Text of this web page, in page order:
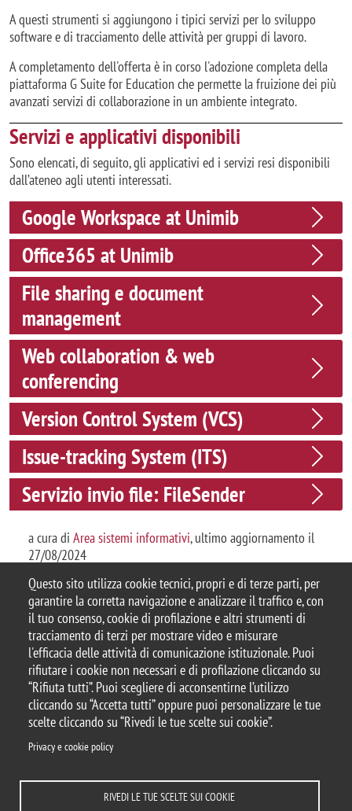
Questo sito utilizza cookie tecnici, propri e di terze parti, per
garantire la corretta navigazione e analizzare il traffico e, con
il tuo consenso, cookie di profilazione e altri strumenti di
tracciamento di terzi per mostrare video e misurare
l'efficacia delle attività di comunicazione istituzionale. Puoi
rifiutare i cookie non necessari e di profilazione cliccando su
“Rifiuta tutti”. Puoi scegliere di acconsentirne l’utilizzo
cliccando su “Accetta tutti” oppure puoi personalizzare le tue
scelte cliccando su “Rivedi le tue scelte sui cookie”.
Privacy e cookie policy
RIVEDI LE TUE SCELTE SUI COOKIE
A questi strumenti si aggiungono i tipici servizi per lo sviluppo
software e di tracciamento delle attività per gruppi di lavoro.
A completamento dell'offerta è in corso l'adozione completa della
piattaforma G Suite for Education che permette la fruizione dei più
avanzati servizi di collaborazione in un ambiente integrato.
Servizi e applicativi disponibili
Sono elencati, di seguito, gli applicativi ed i servizi resi disponibili
dall’ateneo agli utenti interessati.
Google Workspace at Unimib
Office365 at Unimib
File sharing e document
management
Web collaboration & web
conferencing
Version Control System (VCS)
Issue-tracking System (ITS)
Servizio invio file: FileSender
a cura di Area sistemi informativi, ultimo aggiornamento il
27/08/2024
© 2025 Università degli Studi di Milano-Bicocca
Piazza dell'Ateneo Nuovo, 1 - 20126, Milano
Casella PEC:ateneo.bicocca@pec.unimib.it
P.I. 12621570154 |Contattaci
Amministrazione trasparente
Dichiarazione di accessibilità